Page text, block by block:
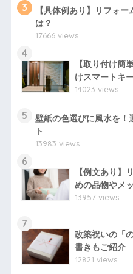
3
【具体例あり】リフォ
は？
17666 views
4
【取り付け簡
けスマートキ
14023 views
5
壁紙の色選びに風水を！
ト
13983 views
6
【例文あり】
めの品物やメ
13957 views
7
改築祝いの「
書きもご紹介
12821 views